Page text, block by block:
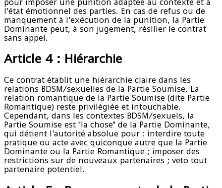
l'état émotionnel des parties. En cas de refus ou de
manquement à l'exécution de la punition, la Partie
Dominante peut, à son jugement, résilier le contrat
sans appel.
Article 4 : Hiérarchie
Ce contrat établit une hiérarchie claire dans les
relations BDSM/sexuelles de la Partie Soumise. La
relation romantique de la Partie Soumise (dite Partie
Romantique) reste privilégiée et intouchable.
Cependant, dans les contextes BDSM/sexuels, la
Partie Soumise est "la chose" de la Partie Dominante,
qui détient l'autorité absolue pour : interdire toute
pratique ou acte avec quiconque autre que la Partie
Dominante ou la Partie Romantique ; imposer des
restrictions sur de nouveaux partenaires ; veto tout
partenaire potentiel.